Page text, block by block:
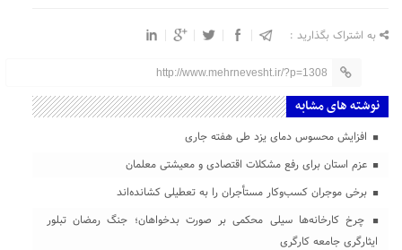
به اشتراک بگذارید :
http://www.mehrnevesht.ir/?p=1308
نوشته های مشابه
افزایش محسوس دمای یزد طی هفته جاری
عزم استان برای رفع مشکلات اقتصادی و معیشتی معلمان
برخی موجران کسب‌وکار مستأجران را به تعطیلی کشانده‌اند
چرخ کارخانه‌ها سیلی محکمی بر صورت بدخواهان؛ جنگ رمضان تبلور
ایثارگری جامعه کارگری